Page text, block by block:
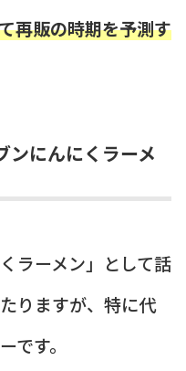
再販の時期を予測す
ンにんにくラーメ
ラーメン」として話
りますが、特に代
です。